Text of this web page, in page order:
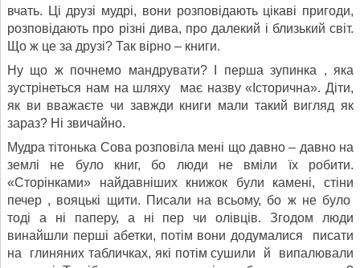
вчать. Ці друзі мудрі, вони розповідають цікаві пригоди,
розповідають про різні дива, про далекий і близький світ.
Що ж це за друзі? Так вірно – книги.
Ну що ж почнемо мандрувати? І перша зупинка , яка
зустрінеться нам на шляху має назву «Історична». Діти,
як ви вважаєте чи завжди книги мали такий вигляд як
зараз? Ні звичайно.
Мудра тітонька Сова розповіла мені що давно – давно на
землі не було книг, бо люди не вміли їх робити.
«Сторінками» найдавніших книжок були камені, стіни
печер , вояцькі щити. Писали на всьому, бо ж не було
тоді а ні паперу, а ні пер чи олівців. Згодом люди
винайшли перші абетки, потім вони додумалися писати
на глиняних табличках, які потім сушили й випалювали